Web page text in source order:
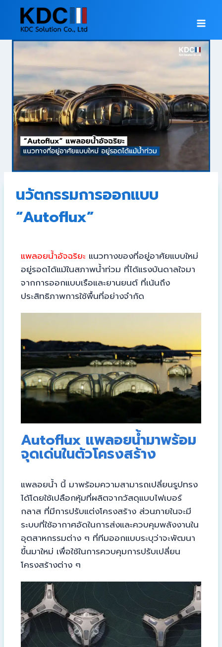
นวัตกรรมการออกแบบ
“Autoflux”
แพลอยน้ำอัจฉริยะ แนวทางของที่อยู่อาศัยแบบใหม่
อยู่รอดได้แม้ในสภาพน้ำท่วม ที่ได้แรงบันดาลใจมา
จากการออกแบบเรือและยานยนต์ ที่เน้นถึง
ประสิทธิภาพการใช้พื้นที่อย่างจำกัด
Autoflux แพลอยน้ำมาพร้อม
จุดเด่นในตัวโครงสร้าง
แพลอยน้ำ นี้ มาพร้อมความสามารถเปลี่ยนรูปทรง
ได้โดยใช้เปลือกหุ้มที่ผลิตจากวัสดุแบบไฟเบอร์
กลาส ที่มีการปรับแต่งโครงสร้าง ส่วนภายในจะมี
ระบบที่ใช้อากาศอัดในการส่งและควบคุมพลังงานใน
อุตสาหกรรมต่าง ๆ ที่ทีมออกแบบระบุว่าจะพัฒนา
ขึ้นมาใหม่ เพื่อใช้ในการควบคุมการปรับเปลี่ยน
โครงสร้างต่าง ๆ